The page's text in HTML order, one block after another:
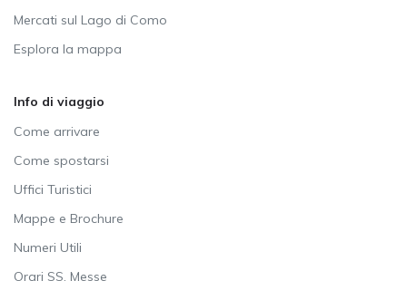
Mercati sul Lago di Como
Esplora la mappa
Info di viaggio
Come arrivare
Come spostarsi
Uffici Turistici
Mappe e Brochure
Numeri Utili
Orari SS. Messe